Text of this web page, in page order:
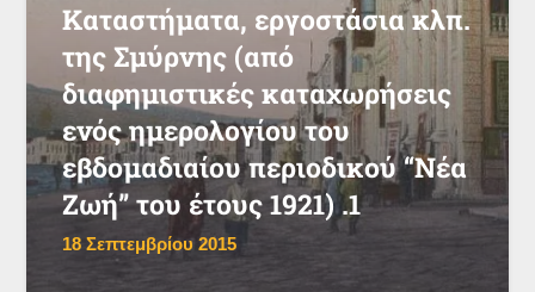
Καταστήματα, εργοστάσια κλπ.
της Σμύρνης (από
διαφημιστικές καταχωρήσεις
ενός ημερολογίου του
εβδομαδιαίου περιοδικού “Νέα
Ζωή” του έτους 1921) .1
18 Σεπτεμβρίου 2015